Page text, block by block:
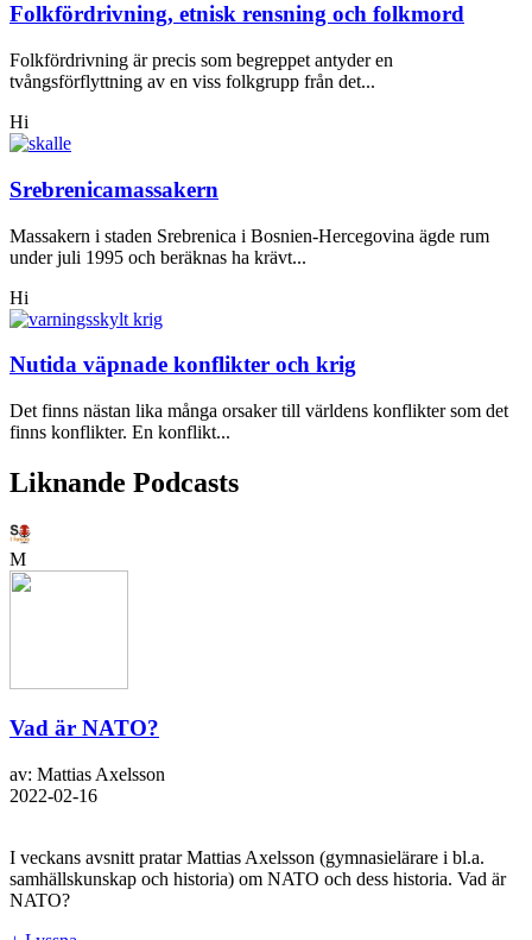
Folkfördrivning, etnisk rensning och folkmord
Folkfördrivning är precis som begreppet antyder en
tvångsförflyttning av en viss folkgrupp från det...
Hi
Srebrenicamassakern
Massakern i staden Srebrenica i Bosnien-Hercegovina ägde rum
under juli 1995 och beräknas ha krävt...
Hi
Nutida väpnade konflikter och krig
Det finns nästan lika många orsaker till världens konflikter som det
finns konflikter. En konflikt...
Liknande Podcasts
M
Vad är NATO?
av: Mattias Axelsson
2022-02-16
I veckans avsnitt pratar Mattias Axelsson (gymnasielärare i bl.a.
samhällskunskap och historia) om NATO och dess historia. Vad är
NATO?